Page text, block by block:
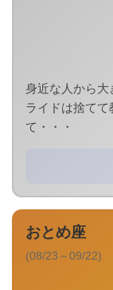
身近な人から
ライドは捨て
て・・・
おとめ座
(08/23～09/22)